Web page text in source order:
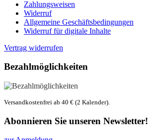
Zahlungsweisen
Widerruf
Allgemeine Geschäftsbedingungen
Widerruf für digitale Inhalte
Vertrag widerrufen
Bezahlmöglichkeiten
Versandkostenfrei ab 40 € (2 Kalender).
Abonnieren Sie unseren Newsletter!